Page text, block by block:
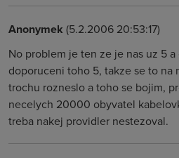
Anonymek (5.2.2006 20:53:17)
No problem je ten ze je nas uz 5 a
doporuceni toho 5, takze se to na
trochu rozneslo a toho se bojim,
necelych 20000 obyvatel
treba nakej providler nestezoval.